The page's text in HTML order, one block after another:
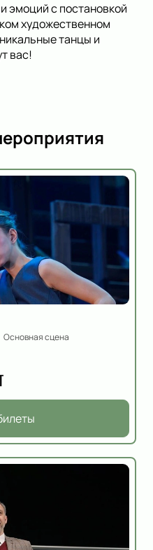
эмоций с постановкой
художественном
танцы и
вас!
Основная сцена